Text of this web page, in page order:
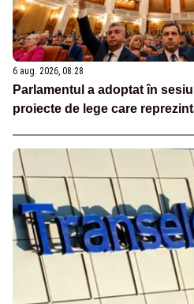
6 aug. 2026, 08:28
Parlamentul a adoptat în
proiecte de lege care